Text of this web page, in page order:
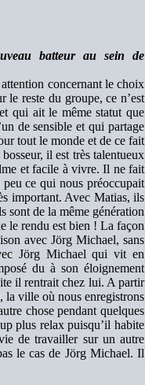
batteur au sein de
concernant le choix
le reste du groupe, ce n’est
qui ait le même statut que
de sensible et qui partage
tout le monde et de ce fait
il est très talentueux
et facile à vivre. Il ne fait
ce qui nous préoccupait
important. Avec Matias, ils
sont de la même génération
le rendu est bien ! La façon
avec Jörg Michael, sans
Jörg Michael qui vit en
du à son éloignement
il rentrait chez lui. A partir
la ville où nous enregistrons
chose pendant quelques
plus relax puisqu’il habite
de travailler sur un autre
le cas de Jörg Michael. Il